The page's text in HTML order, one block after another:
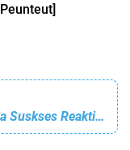
Awal Tahun PT Pupuk Iskandar Muda Suskses Reaktivasi PIM-1